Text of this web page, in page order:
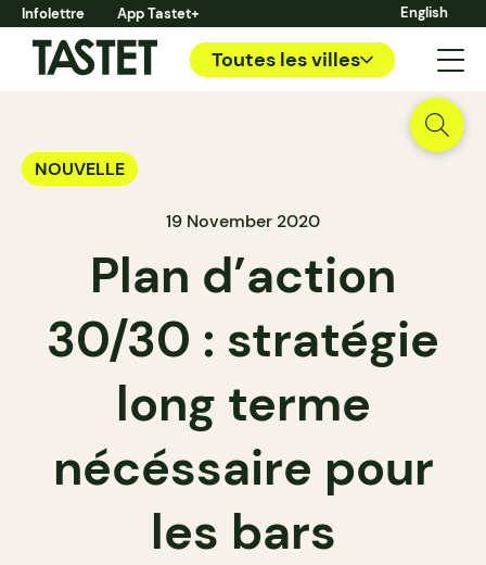
Infolettre App Tastet+ English
Toutes les villes
NOUVELLE
19 November 2020
Plan d’action
30/30 : stratégie
long terme
nécéssaire pour
les bars